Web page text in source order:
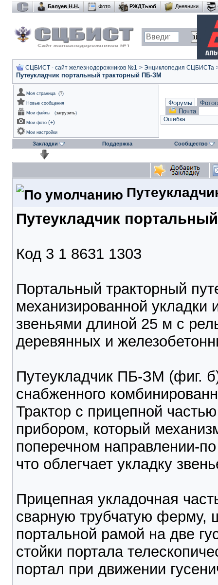
Балуев Н.Н. Фото РЖДТьюб Дневники
СЦБИСТ - сайт железнодорожников №1 > Энциклопедия СЦБИСТа
Путеукладчик портальный тракторный ПБ-ЗМ
Моя страница (?)
Новые сообщения
Мои файлы
(загрузить)
Мои фото (+)
Мои настройки
Форумы
Почта
Ошибка
Закладки Поддержка Сообщество
Путеукладчик
Код 3 1 8631 1303
Портальный тракторный
механизированной укладки
звеньями длиной 25 м с
деревянных и
Путеукладчик ПБ-ЗМ (фиг.
снабженного
Трактор с прицепной
прибором, который
поперечном направлении-
что облегчает укладку
Прицепная укладочная
сварную трубчатую ферму,
портальной рамой на две
стойки портала
портал при движении